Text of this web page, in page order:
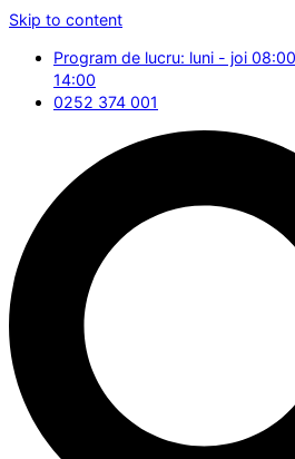
Skip to content
Program de lucru: luni - joi
14:00
0252 374 001